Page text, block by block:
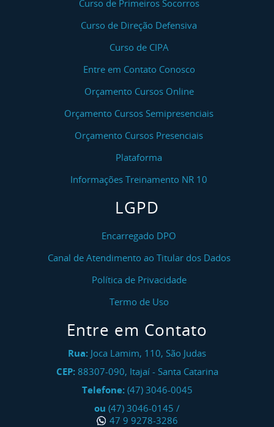
Curso de Primeiros Socorros
Curso de Direção Defensiva
Curso de CIPA
Entre em Contato Conosco
Orçamento Cursos Online
Orçamento Cursos Semipresenciais
Orçamento Cursos Presenciais
Plataforma
Informações Treinamento NR 10
LGPD
Encarregado DPO
Canal de Atendimento ao Titular dos Dados
Política de Privacidade
Termo de Uso
Entre em Contato
Rua: Joca Lamim, 110, São Judas
CEP: 88307-090, Itajaí- Santa Catarina
Telefone: (47) 3046-0045
ou (47) 3046-0145 /
47 9 9278-3286